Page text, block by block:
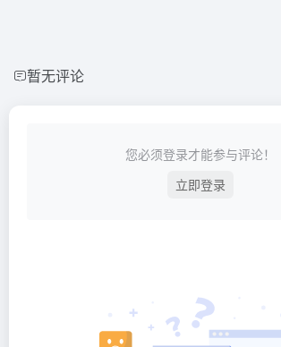
暂无评论
您必须登录才能参与评论！
立即登录